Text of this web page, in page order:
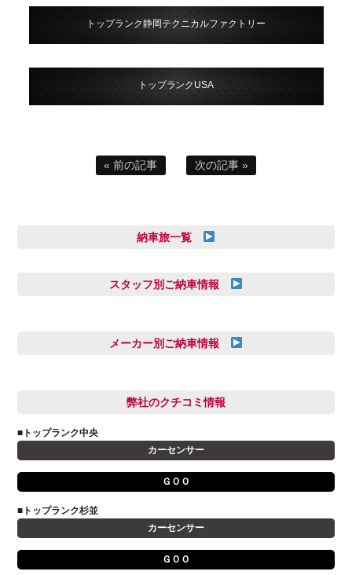
トップランク静岡テクニカルファクトリー
トップランクUSA
« 前の記事 次の記事 »
納車旅一覧
スタッフ別ご納車情報
多田 健人
小澤 孝久
小野 利公
山本 大輔
岩井 裕一
メーカー別ご納車情報
FIAT
JAGUAR
アストンマーティン
アルファロメオ
キャデラック
弊社のクチコミ情報
■トップランク中央
カーセンサー
ＧＯＯ
■トップランク杉並
カーセンサー
ＧＯＯ